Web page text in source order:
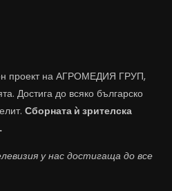
проект на АГРОМЕДИЯ ГРУП,
Достига до всяко българско
Сборната ѝ зрителска
у нас достигаща до все